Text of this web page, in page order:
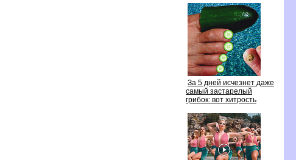
За 5 дней исчезнет даже
самый застарелый
рибок: вот хитрость